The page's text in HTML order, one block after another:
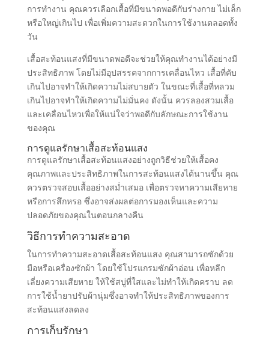
การทำงาน คุณควรเลือกเสื้อที่มีขนาดพอดีกับร่างกาย ไม่เล็ก
หรือใหญ่เกินไป เพื่อเพิ่มความสะดวกในการใช้งานตลอดทั้ง
วัน
เสื้อสะท้อนแสงที่มีขนาดพอดีจะช่วยให้คุณทำงานได้อย่างมี
ประสิทธิภาพ โดยไม่มีอุปสรรคจากการเคลื่อนไหว เสื้อที่คับ
เกินไปอาจทำให้เกิดความไม่สบายตัว ในขณะที่เสื้อที่หลวม
เกินไปอาจทำให้เกิดความไม่มั่นคง ดังนั้น ควรลองสวมเสื้อ
และเคลื่อนไหวเพื่อให้แน่ใจว่าพอดีกับลักษณะการใช้งาน
ของคุณ
การดูแลรักษาเสื้อสะท้อนแสง
การดูแลรักษาเสื้อสะท้อนแสงอย่างถูกวิธีช่วยให้เสื้อคง
คุณภาพและประสิทธิภาพในการสะท้อนแสงได้นานขึ้น คุณ
ควรตรวจสอบเสื้ออย่างสม่ำเสมอ เพื่อตรวจหาความเสียหาย
หรือการสึกหรอ ซึ่งอาจส่งผลต่อการมองเห็นและความ
ปลอดภัยของคุณในตอนกลางคืน
วิธีการทำความสะอาด
ในการทำความสะอาดเสื้อสะท้อนแสง คุณสามารถซักด้วย
มือหรือเครื่องซักผ้า โดยใช้โปรแกรมซักผ้าอ่อน เพื่อหลีก
เลี่ยงความเสียหาย ให้ใช้สบู่ที่ใสและไม่ทำให้เกิดคราบ ลด
การใช้น้ำยาปรับผ้านุ่มซึ่งอาจทำให้ประสิทธิภาพของการ
สะท้อนแสงลดลง
การเก็บรักษา